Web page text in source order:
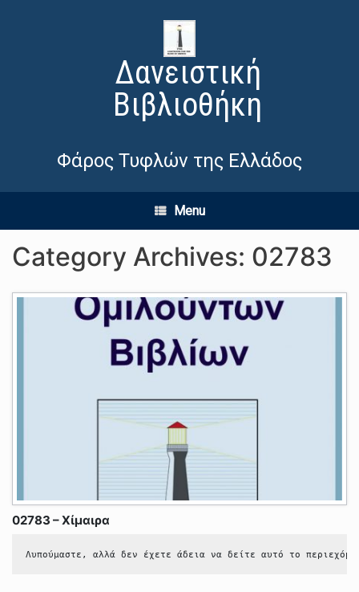
Δανειστική
Βιβλιοθήκη
Φάρος Τυφλών της Ελλάδος
Menu
Category Archives: 02783
02783 – Χίμαιρα
Λυπούμαστε, αλλά δεν έχετε άδεια να δείτε αυτό το